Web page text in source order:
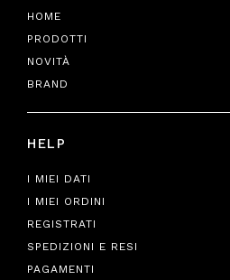
HOME
PRODOTTI
NOVITÀ
BRAND
HELP
I MIEI DATI
I MIEI ORDINI
REGISTRATI
SPEDIZIONI E RESI
PAGAMENTI